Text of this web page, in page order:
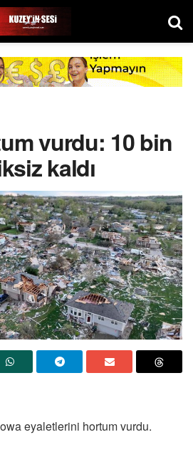
vurdu: 10 bin
kaldı
eyaletlerini hortum vurdu.